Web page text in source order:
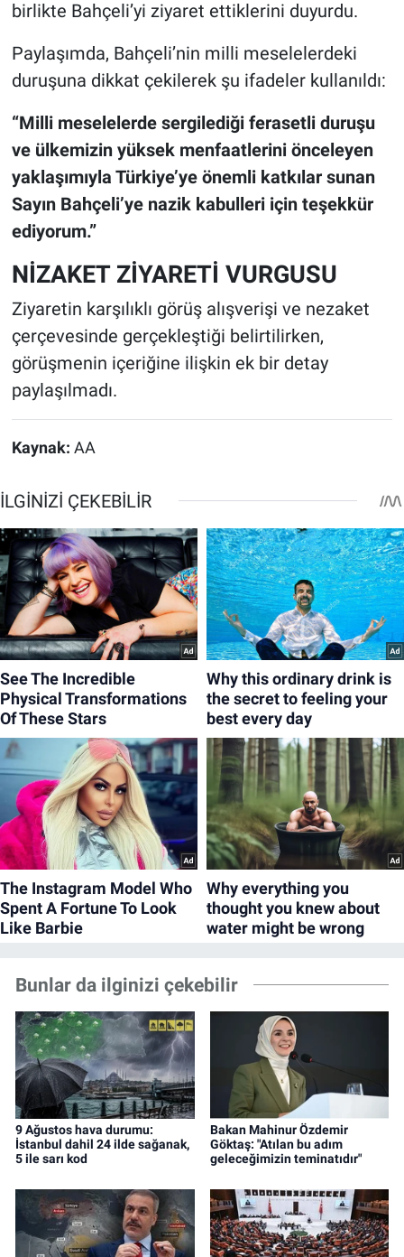
birlikte Bahçeli’yi ziyaret ettiklerini duyurdu.
Paylaşımda, Bahçeli’nin milli meselelerdeki
duruşuna dikkat çekilerek şu ifadeler kullanıldı:
“Milli meselelerde sergilediği ferasetli duruşu
ve ülkemizin yüksek menfaatlerini önceleyen
yaklaşımıyla Türkiye’ye önemli katkılar sunan
Sayın Bahçeli’ye nazik kabulleri için teşekkür
ediyorum.”
NİZAKET ZİYARETİ VURGUSU
Ziyaretin karşılıklı görüş alışverişi ve nezaket
çerçevesinde gerçekleştiği belirtilirken,
görüşmenin içeriğine ilişkin ek bir detay
paylaşılmadı.
Kaynak: AA
Bunlar da ilginizi çekebilir
9 Ağustos hava durumu:
İstanbul dahil 24 ilde sağanak,
5 ile sarı kod
Bakan Mahinur Özdemir
Göktaş: "Atılan bu adım
geleceğimizin teminatıdır"